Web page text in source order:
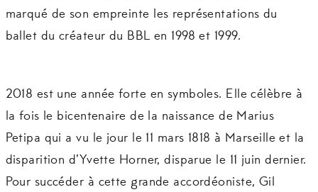
marqué de son empreinte les représentations du
ballet du créateur du BBL en 1998 et 1999.
2018 est une année forte en symboles. Elle célèbre à
la fois le bicentenaire de la naissance de Marius
Petipa qui a vu le jour le 11 mars 1818 à Marseille et la
disparition d’Yvette Horner, disparue le 11 juin dernier.
Pour succéder à cette grande accordéoniste, Gil